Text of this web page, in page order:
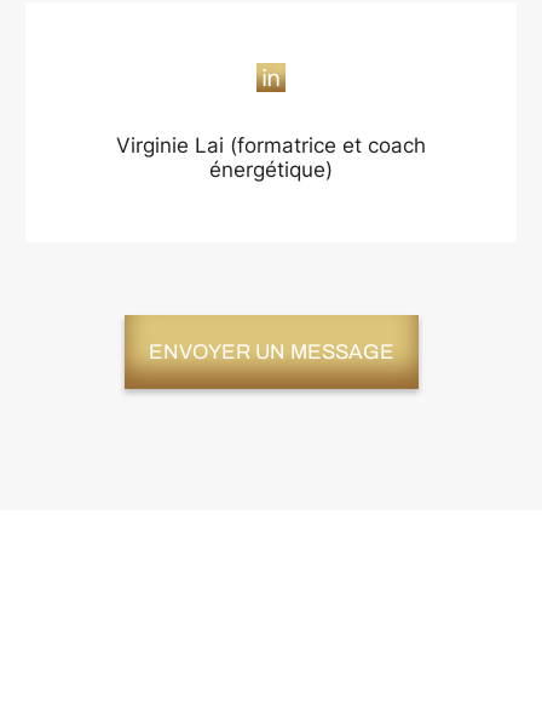
Virginie Lai (formatrice et coach
énergétique)
ENVOYER UN MESSAGE